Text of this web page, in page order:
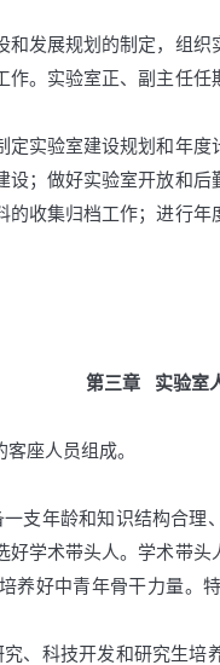
发展规划的制定，组
。实验室正、副主任
实验室建设规划和年
；做好实验室开放和
收集归档工作；进行
第三章 实验室
座人员组成。
一支年龄和知识结构合
学术带头人。学术带
养好中青年骨干力量。
究、科技开发和研究生